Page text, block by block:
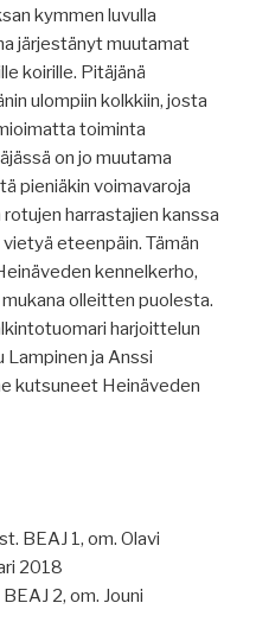
kymmen luvulla
järjestänyt muutamat
koirille. Pitäjänä
ulompiin kolkkiin, josta
toiminta
on jo muutama
pieniäkin voimavaroja
harrastajien kanssa
eteenpäin. Tämän
kennelkerho,
olleitten puolesta.
harjoittelun
ja Anssi
kutsuneet Heinäveden
BEAJ 1, om. Olavi
2018
2, om. Jouni